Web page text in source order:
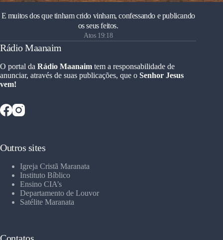
E muitos dos que tinham crido vinham, confessando e publicando
os seus feitos.
Atos 19:18
Rádio Maanaim
O portal da Rádio Maanaim tem a responsabilidade de
anunciar, através de suas publicações, que o Senhor Jesus
vem!
Outros sites
Igreja Cristã Maranata
Instituto Bíblico
Ensino CIA’s
Departamento de Louvor
Satélite Maranata